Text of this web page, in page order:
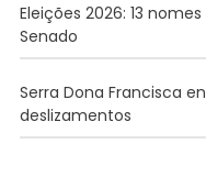
Eleições 2026: 13
Senado
Serra Dona Francisca
deslizamentos